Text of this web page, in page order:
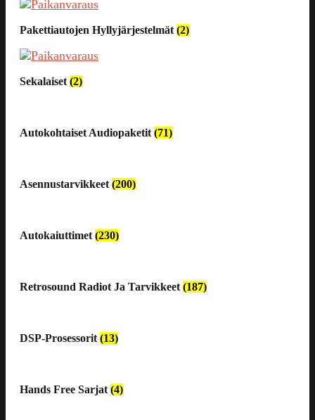
Pakettiautojen Hyllyjärjestelmät (2)
Sekalaiset (2)
Autokohtaiset Audiopaketit (71)
Asennustarvikkeet (200)
Autokaiuttimet (230)
Retrosound Radiot Ja Tarvikkeet (187)
DSP-Prosessorit (13)
Hands Free Sarjat (4)